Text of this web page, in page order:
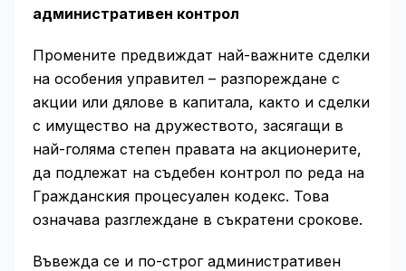
административен контрол
Промените предвиждат най-важните сделки
на особения управител – разпореждане с
акции или дялове в капитала, както и сделки
с имущество на дружеството, засягащи в
най-голяма степен правата на акционерите,
да подлежат на съдебен контрол по реда на
Гражданския процесуален кодекс. Това
означава разглеждане в съкратени срокове.
Въвежда се и по-строг административен